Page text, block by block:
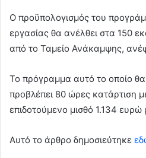
Ο προϋπολογισμός του
εργασίας θα ανέλθει στα 150
από το Ταμείο Ανάκαμψης,
Το πρόγραμμα αυτό το οποίο
προβλέπει 80 ώρες κατάρτιση
επιδοτούμενο μισθό 1.134 ευρώ
Αυτό το άρθρο δημοσιεύτηκε